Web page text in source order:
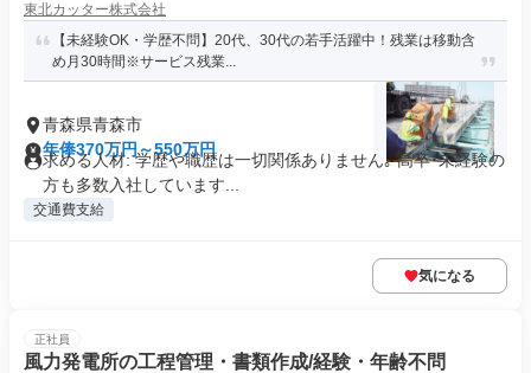
東北カッター株式会社
【未経験OK・学歴不問】20代、30代の若手活躍中！残業は移動含
め月30時間※サービス残業...
青森県青森市
年俸370万円～550万円
求める人材: 学歴や職歴は一切関係ありません｡ 高卒･未経験の
方も多数入社しています...
交通費支給
気になる
正社員
風力発電所の工程管理・書類作成/経験・年齢不問